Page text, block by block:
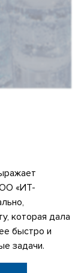
«ИТ-
которая дала
быстро и
задачи.